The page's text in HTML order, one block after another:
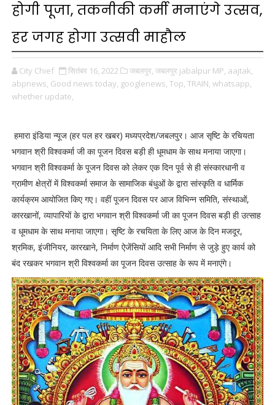
होगी पूजा, तकनीकी कर्मी मनाएंगे उत्सव,
हर जगह होगा उत्सवी माहौल
City Chief सितंबर 16, 2022 जबलपुर, जबलपुर jabalpur MP, aajtak,
abpnews, Good news today, googlenews, Top, TRAIN, whatsapp,
whether update,
हमारा इंडिया न्यूज (हर पल हर खबर) मध्यप्रदेश/जबलपुर। आज सृष्टि के रचियता
भगवान श्री विश्वकर्मा जी का पूजन दिवस बड़ी ही धूमधाम के साथ मनाया जाएगा।
भगवान श्री विश्वकर्मा के पूजन दिवस को लेकर एक दिन पूर्व से ही संस्कारधानी व
ग्रामीण क्षेत्रों में विश्वकर्मा समाज के सामाजिक बंधुओं के द्वारा सांस्कृति व धार्मिक
कार्यक्रम आयोजित किए गए। वहीं पूजन दिवस पर आज विभिन्न समिति, संस्थाओं,
कारखानों, व्यापारियों के द्वारा भगवान श्री विश्वकर्मा जी का पूजन दिवस बड़ी ही उत्साह
व धूमधाम के साथ मनाया जाएगा। सृष्टि के रचयिता के लिए आज के दिन मजदूर,
श्रमिक, इंजीनियर, कारखाने, निर्माण ऐजेंसियों आदि सभी निर्माण से जुड़े हुए कार्य को
बंद रखकर भगवान श्री विश्वकर्मा का पूजन दिवस उत्साह के रूप में मनाएंगे।